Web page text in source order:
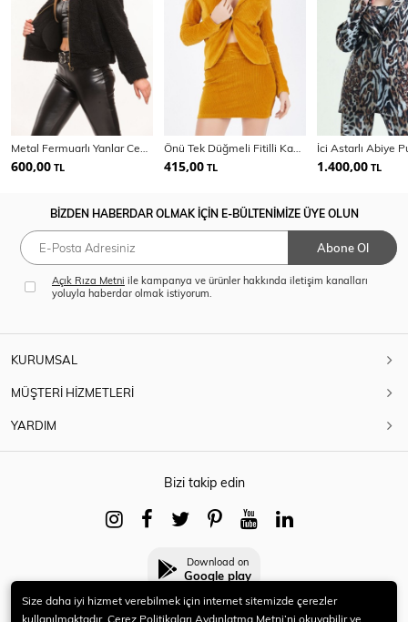
Metal Fermuarlı Yanlar Cepli Pelluş Mont | Mnt32408
600,00 TL
Önü Tek Düğmeli Fitilli Kadife Ceket | Ckt32307
415,00 TL 1.400,00 TL
BİZDEN HABERDAR OLMAK İÇİN E-BÜLTENİMİZE ÜYE OLUN
Abone Ol
Açık Rıza Metni ile kampanya ve ürünler hakkında iletişim kanalları
yoluyla haberdar olmak istiyorum.
KURUMSAL
MÜŞTERİ HİZMETLERİ
YARDIM
Bizi takip edin
Download on
Google play
Size daha iyi hizmet verebilmek için internet sitemizde çerezler
kullanılmaktadır. Çerez Politikaları Aydınlatma Metni’ni okuyabilir ve